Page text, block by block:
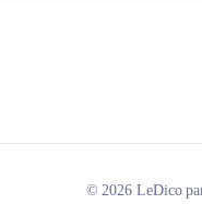
© 2026 LeDico